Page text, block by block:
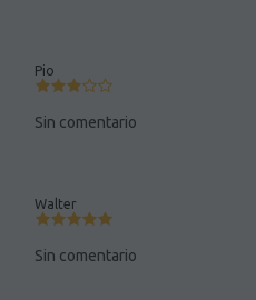
Pio
Sin comentario
Walter
Sin comentario